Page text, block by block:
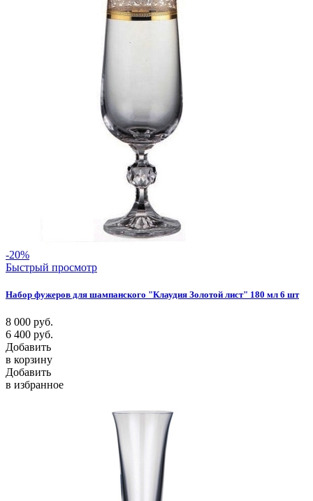
-20%
Быстрый просмотр
Набор фужеров для шампанского "Клаудия Золотой лист" 180 мл 6 шт
8 000 руб.
6 400 руб.
Добавить
в корзину
Добавить
в избранное